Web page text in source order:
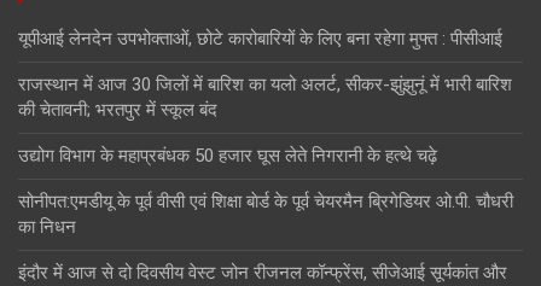
यूपीआई लेनदेन उपभोक्ताओं, छोटे कारोबारियों के लिए बना रहेगा मुफ्त : पीसीआई
राजस्थान में आज 30 जिलों में बारिश का यलो अलर्ट, सीकर-झुंझुनूं में भारी बारिश
की चेतावनी; भरतपुर में स्कूल बंद
उद्योग विभाग के महाप्रबंधक 50 हजार घूस लेते निगरानी के हत्थे चढ़े
सोनीपत:एमडीयू के पूर्व वीसी एवं शिक्षा बाेर्ड के पूर्व चेयरमैन ब्रिगेडियर ओ.पी. चौधरी
का निधन
इंदौर में आज से दो दिवसीय वेस्ट जोन रीजनल कॉन्फ्रेंस, सीजेआई सूर्यकांत और